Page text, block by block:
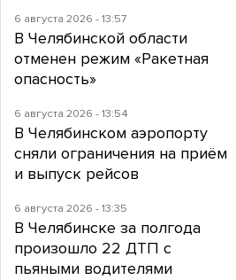
6 августа 2026 - 13:57
В Челябинской области
отменен режим «Ракетная
опасность»
6 августа 2026 - 13:54
В Челябинском аэропорту
сняли ограничения на приём
и выпуск рейсов
6 августа 2026 - 13:35
В Челябинске за полгода
произошло 22 ДТП с
пьяными водителями